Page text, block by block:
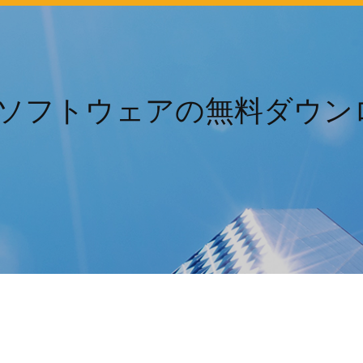
ソフトウェアの無料ダウ